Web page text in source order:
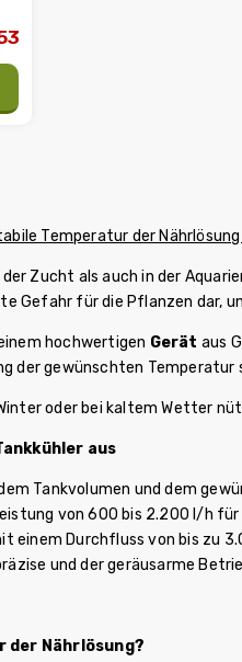
Temperatur der
Zucht als auch in der
Gefahr für die Pflanzen dar,
hochwertigen Gerät aus
der gewünschten
oder bei kaltem Wetter
aus
Tankvolumen und dem
von 600 bis 2.200 l/h
einem Durchfluss von bis zu
und der geräusarme
der Nährlösung?